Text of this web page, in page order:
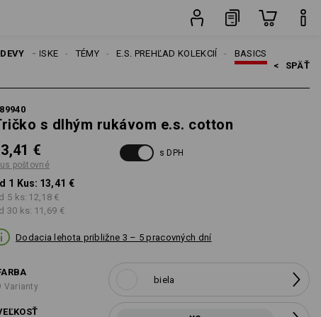
BASICS
E.S. PREHĽAD KOLEKCIÍ
TÉMY
PÁNSKE
< SPÄŤ
89940
s dlhým rukávom e.s. cotton
€
poštovné
s DPH
1 Kus: 13,41 €
5 ks: 12,18 €
30 ks: 11,69 €
Dodacia lehota približne 3 – 5 pracovných dní
Varianty
biela